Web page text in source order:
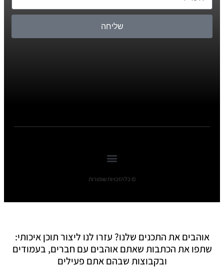
שליחה
© כל הזכויות שומורות
אוהבים את התכנים שלנו? עזרו לנו ליצור תוכן איכותי:
שתפו את הכתבות שאתם אוהבים עם חברים, בעמודים
ובקבוצות שבהם אתם פעילים